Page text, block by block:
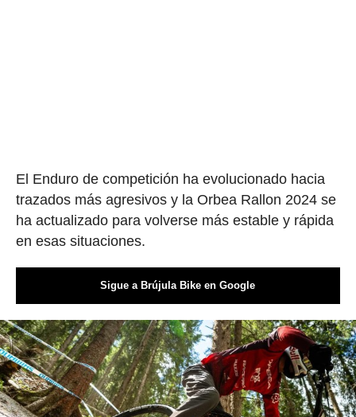
El Enduro de competición ha evolucionado hacia
trazados más agresivos y la Orbea Rallon 2024 se
ha actualizado para volverse más estable y rápida
en esas situaciones.
Sigue a Brújula Bike en Google